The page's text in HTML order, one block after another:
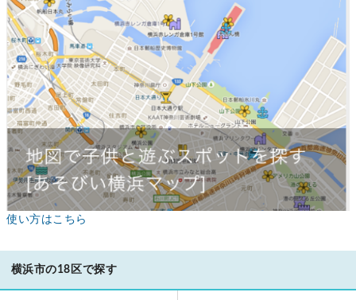
使い方はこちら
横浜市の18区で探す